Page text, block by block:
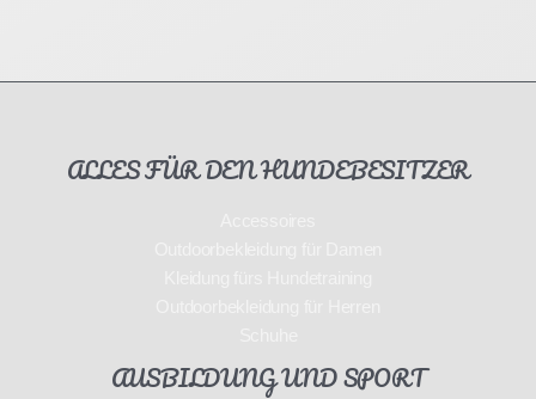
ALLES FÜR DEN HUNDEBESITZER
AUSBILDUNG UND SPORT